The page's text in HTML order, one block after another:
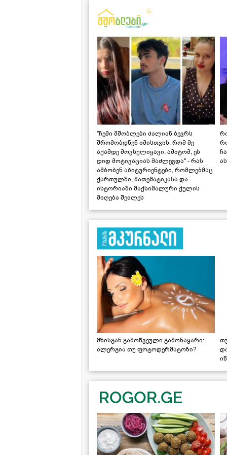
"ჩემი მშობლები ძალიან ბევრს
შრომობდნენ იმისთვის, რომ მე
აქამდე მოვსულიყავი. ამიტომ, ეს
დიდ მოტივაციას მაძლევდა" - რას
ამბობენ აბიტურიენტები, რომლებმაც
ქართულში, მათემატიკასა და
ისტორიაში მაქსიმალური ქულის
მიღება შეძლეს
მზისგან გამოწვეული გამონაყარი:
ალერგია თუ ფოტოდერმატოზი?